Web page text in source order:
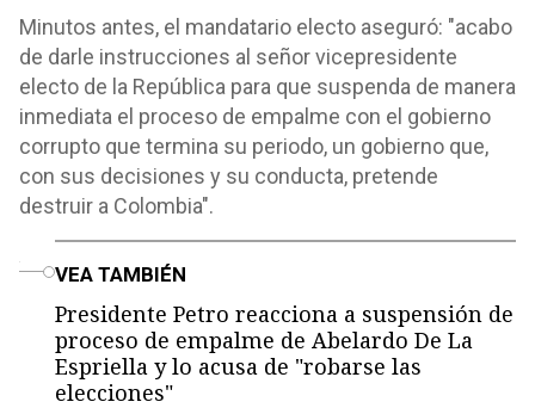
Minutos antes, el mandatario electo aseguró: "acabo
de darle instrucciones al señor vicepresidente
electo de la República para que suspenda de manera
inmediata el proceso de empalme con el gobierno
corrupto que termina su periodo, un gobierno que,
con sus decisiones y su conducta, pretende
destruir a Colombia".
VEA TAMBIÉN
Presidente Petro reacciona a suspensión de
proceso de empalme de Abelardo De La
Espriella y lo acusa de "robarse las
elecciones"